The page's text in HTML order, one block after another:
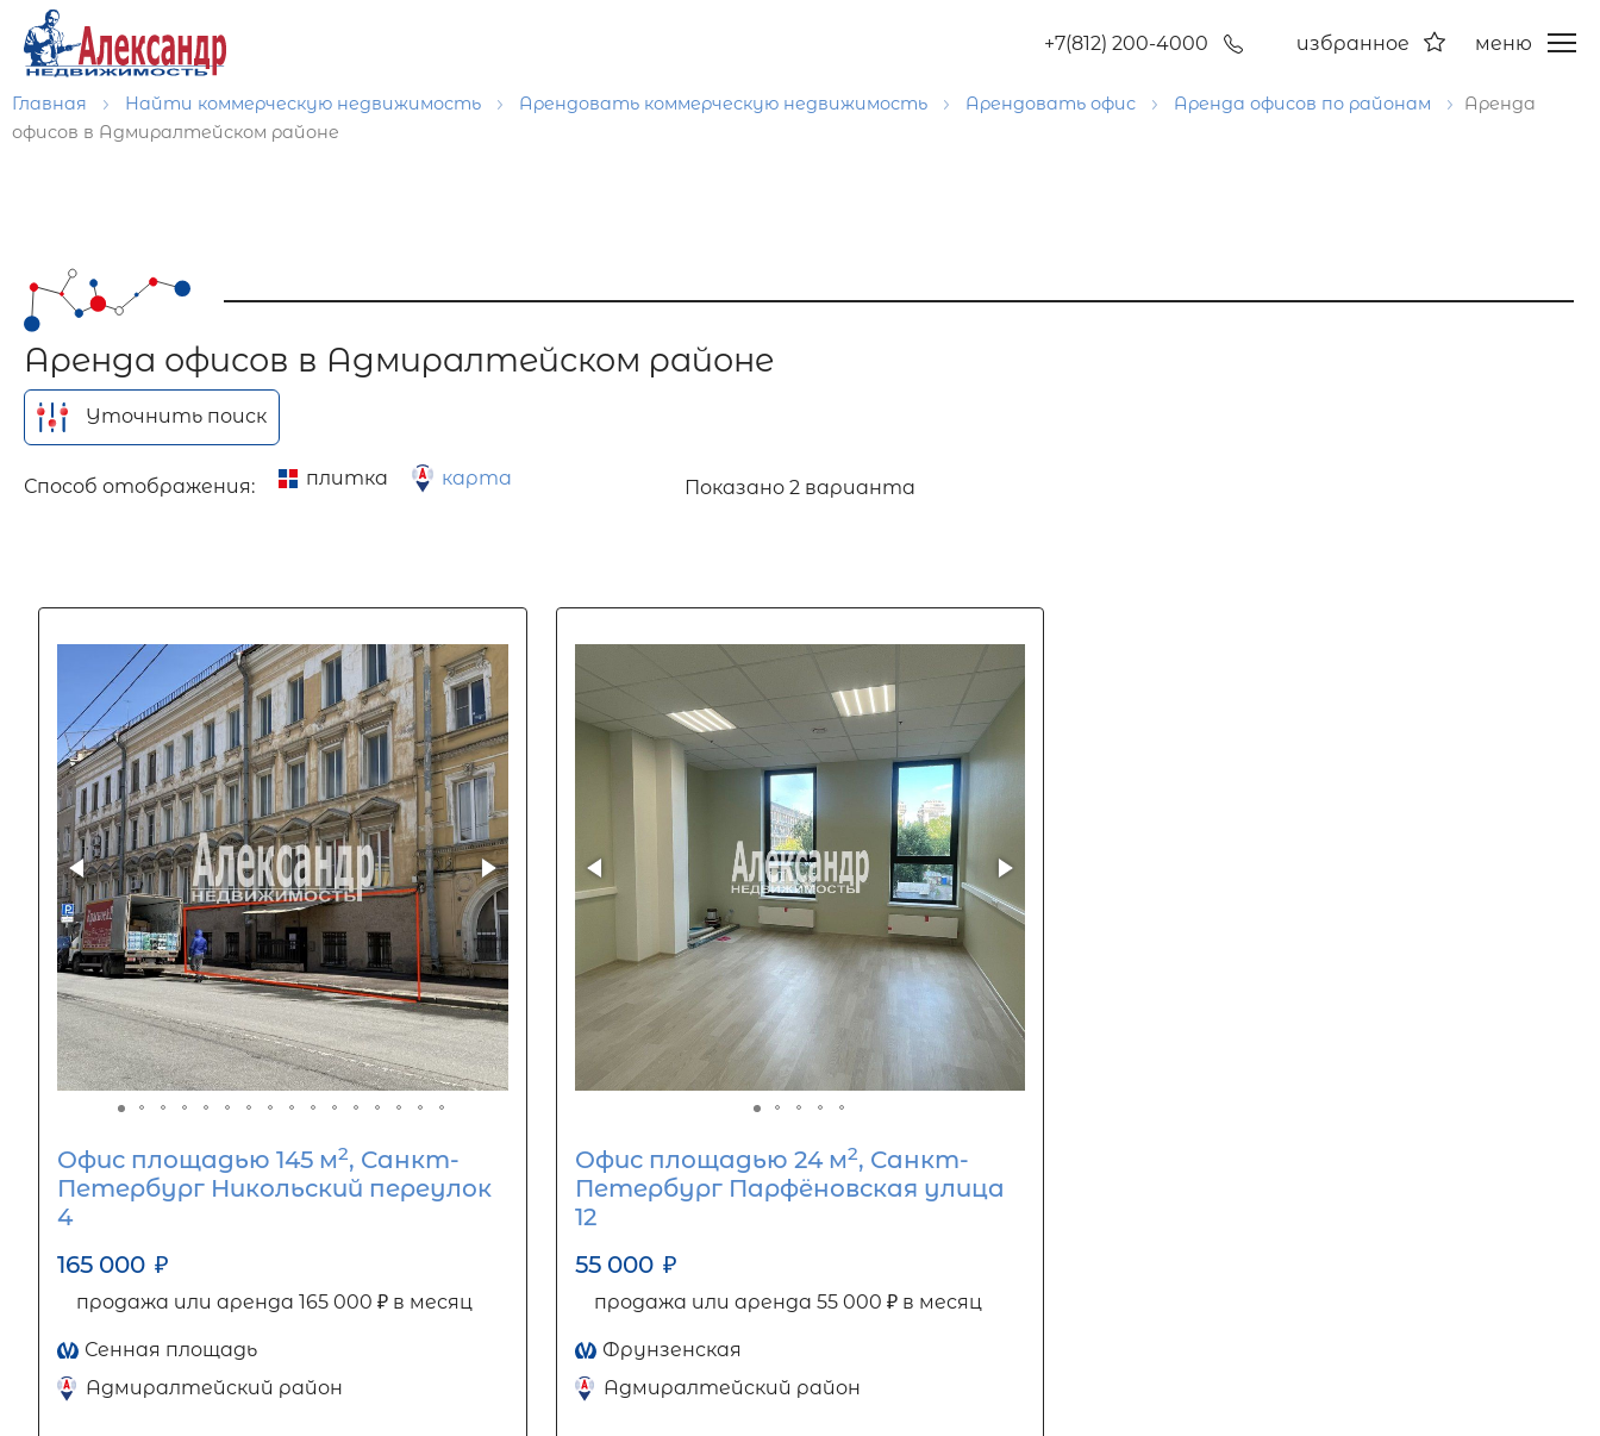
+7(812) 200-4000 избранное меню
Главная Найти коммерческую недвижимость Арендовать коммерческую недвижимость Арендовать офис Аренда офисов по районам
Аренда
офисов в Адмиралтейском районе
Аренда офисов в Адмиралтейском районе
Уточнить поиск
Способ отображения: плитка карта Показано 2 варианта
Офис площадью 145 м2, Санкт-
Петербург Никольский переулок
4
165 000 ₽
продажа или аренда 165 000 ₽ в месяц
Сенная площадь
Адмиралтейский район
Офис площадью 24 м2, Санкт-
Петербург Парфёновская улица
12
55 000 ₽
продажа или аренда 55 000 ₽ в месяц
Фрунзенская
Адмиралтейский район